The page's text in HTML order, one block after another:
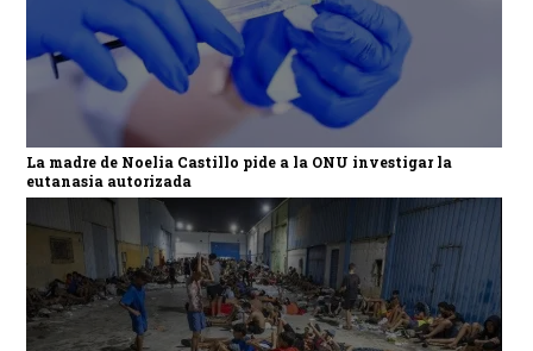
La madre de Noelia Castillo pide a la ONU investigar la
eutanasia autorizada